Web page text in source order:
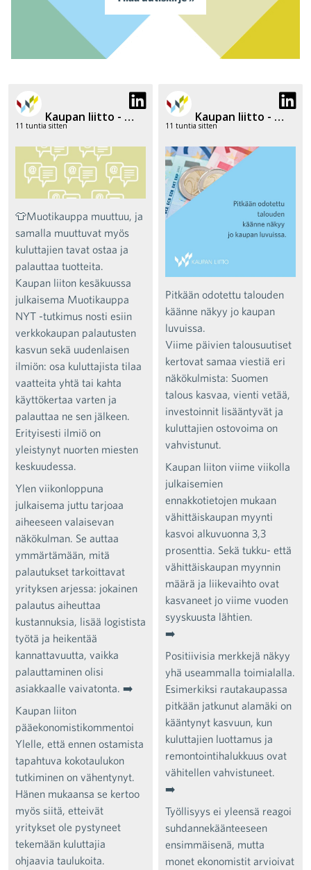
Kaupan liitto - Finnish Commerce Federation
11 tuntia sitten
👕Muotikauppa muuttuu, ja
samalla muuttuvat myös
kuluttajien tavat ostaa ja
palauttaa tuotteita.
Kaupan liiton kesäkuussa
julkaisema Muotikauppa
NYT -tutkimus nosti esiin
verkkokaupan palautusten
kasvun sekä uudenlaisen
ilmiön: osa kuluttajista tilaa
vaatteita yhtä tai kahta
käyttökertaa varten ja
palauttaa ne sen jälkeen.
Erityisesti ilmiö on
yleistynyt nuorten miesten
keskuudessa.
Ylen viikonloppuna
julkaisema juttu tarjoaa
aiheeseen valaisevan
näkökulman. Se auttaa
ymmärtämään, mitä
palautukset tarkoittavat
yrityksen arjessa: jokainen
palautus aiheuttaa
kustannuksia, lisää logistista
työtä ja heikentää
kannattavuutta, vaikka
palauttaminen olisi
asiakkaalle vaivatonta. ➡️
Kaupan liiton
pääekonomistikommentoi
Ylelle, että ennen ostamista
tapahtuva kokotaulukon
tutkiminen on vähentynyt.
Hänen mukaansa se kertoo
myös siitä, etteivät
yritykset ole pystyneet
tekemään kuluttajia
ohjaavia taulukoita.
Kaupan liitto - Finnish Commerce Federation
11 tuntia sitten
Pitkään odotettu talouden
käänne näkyy jo kaupan
luvuissa.
Viime päivien talousuutiset
kertovat samaa viestiä eri
näkökulmista: Suomen
talous kasvaa, vienti vetää,
investoinnit lisääntyvät ja
kuluttajien ostovoima on
vahvistunut.
Kaupan liiton viime viikolla
julkaisemien
ennakkotietojen mukaan
vähittäiskaupan myynti
kasvoi alkuvuonna 3,3
prosenttia. Sekä tukku- että
vähittäiskaupan myynnin
määrä ja liikevaihto ovat
kasvaneet jo viime vuoden
syyskuusta lähtien.
➡️
Positiivisia merkkejä näkyy
yhä useammalla toimialalla.
Esimerkiksi rautakaupassa
pitkään jatkunut alamäki on
kääntynyt kasvuun, kun
kuluttajien luottamus ja
remontointihalukkuus ovat
vähitellen vahvistuneet.
➡️
Työllisyys ei yleensä reagoi
suhdannekäänteeseen
ensimmäisenä, mutta
monet ekonomistit arvioivat